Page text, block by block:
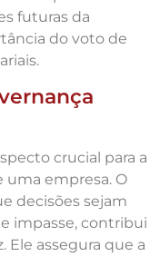
futuras da
do voto de
crucial para a
uma empresa. O
decisões sejam
impasse, contribui
Ele assegura que a